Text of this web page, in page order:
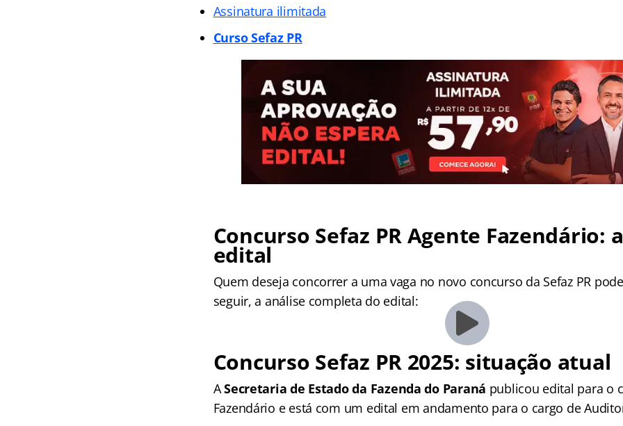
Assinatura ilimitada
Curso Sefaz PR
Concurso Sefaz PR Agente Fazendário:
edital
Quem deseja concorrer a uma vaga no novo concurso da Sefaz PR
seguir, a análise completa do edital:
Concurso Sefaz PR 2025: situação atual
ASecretaria de Estado da Fazenda do Paraná publicou edital para o
Fazendário e está com um edital em andamento para o cargo de